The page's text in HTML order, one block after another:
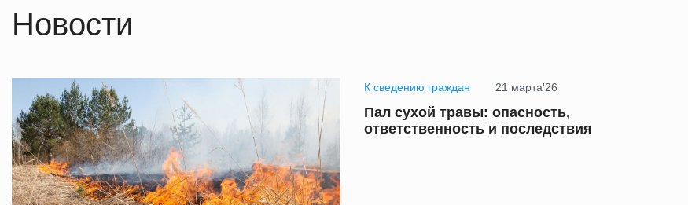
Новости
К сведению граждан 21 марта'26
Пал сухой травы: опасность,
ответственность и последствия